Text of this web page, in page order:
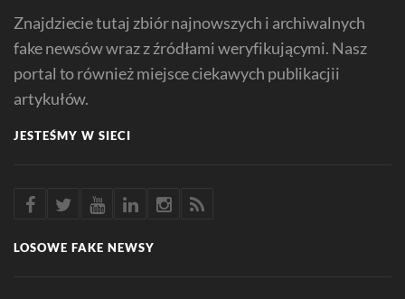
Znajdziecie tutaj zbiór najnowszych i archiwalnych
fake newsów wraz z źródłami weryfikującymi. Nasz
portal to również miejsce ciekawych publikacjii
artykułów.
JESTEŚMY W SIECI
LOSOWE FAKE NEWSY